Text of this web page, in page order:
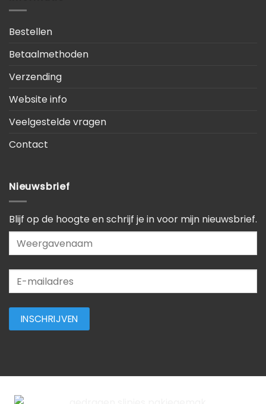
Bestellen
Betaalmethoden
Verzending
Website info
Veelgestelde vragen
Contact
Nieuwsbrief
Blijf op de hoogte en schrijf je in voor mijn nieuwsbrief.